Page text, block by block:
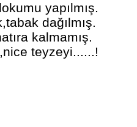
yapılmış.
dağılmış.
kalmamış.
teyzeyi......!